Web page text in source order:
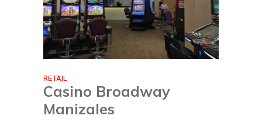
RETAIL
Casino Broadway
Manizales